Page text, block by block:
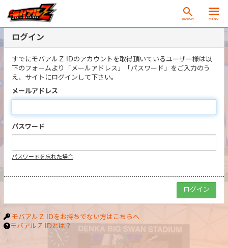
SEARCH MENU
ログイン
すでにモバアルＺ IDのアカウントを取得頂いているユーザー様は以
下のフォームより「メールアドレス」「パスワード」をご入力のう
え、サイトにログインして下さい。
メールアドレス
パスワード
パスワードを忘れた場合
モバアルＺ IDをお持ちでない方はこちらへ
モバアルＺ IDとは？